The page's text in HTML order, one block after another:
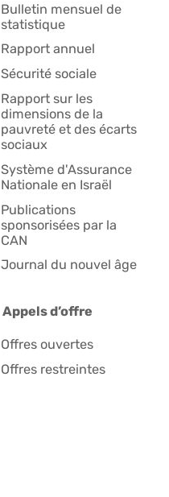
Bulletin mensuel de
statistique
Rapport annuel
Sécurité sociale
Rapport sur les
dimensions de la
pauvreté et des écarts
sociaux
Système d'Assurance
Nationale en Israël
Publications
sponsorisées par la
CAN
Journal du nouvel âge
Appels d’offre
Offres ouvertes
Offres restreintes